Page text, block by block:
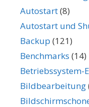
Autostart(8)
Autostart und
Backup (121)
Benchmarks (14)
Betriebssystem-
Bildbearbeitung